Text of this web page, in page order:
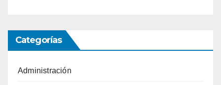
Categorías
Administración